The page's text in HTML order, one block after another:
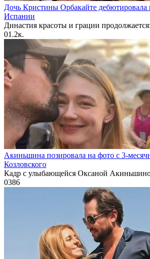
Дочь Кристины Орбакайте дебютировала
Испании
Династия красоты и грации
01.2к.
Акиньшина позировала на фото с 3-
Козловского
Кадр с улыбающейся Оксаной
0386